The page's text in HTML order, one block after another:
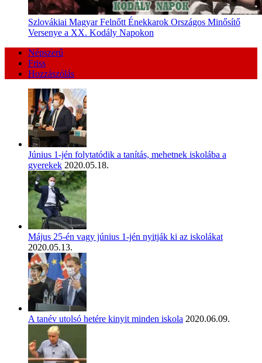
Szlovákiai Magyar Felnőtt Énekkarok Országos Minősítő
Versenye a XX. Kodály Napokon
Népszerű
Friss
Hozzászólás
Június 1-jén folytatódik a tanítás, mehetnek iskolába a
gyerekek 2020.05.18.
Május 25-én vagy június 1-jén nyitják ki az iskolákat
2020.05.13.
A tanév utolsó hetére kinyit minden iskola 2020.06.09.